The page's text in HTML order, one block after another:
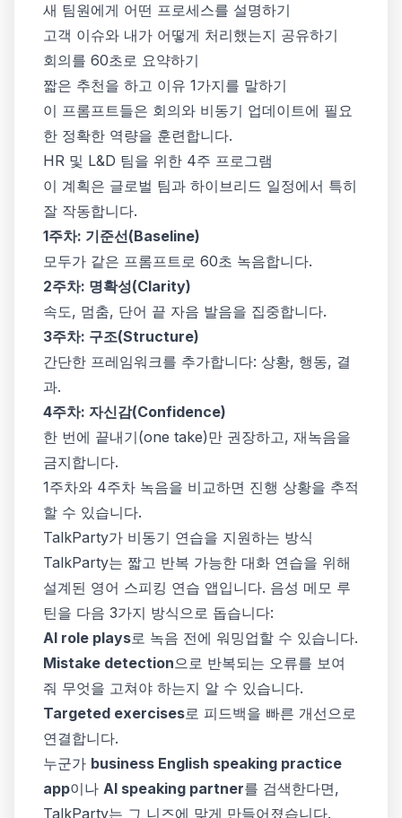
새 팀원에게 어떤 프로세스를 설명하기
고객 이슈와 내가 어떻게 처리했는지 공유하기
회의를 60초로 요약하기
짧은 추천을 하고 이유 1가지를 말하기
이 프롬프트들은 회의와 비동기 업데이트에 필요
한 정확한 역량을 훈련합니다.
HR 및 L&D 팀을 위한 4주 프로그램
이 계획은 글로벌 팀과 하이브리드 일정에서 특히
잘 작동합니다.
1주차: 기준선(Baseline)
모두가 같은 프롬프트로 60초 녹음합니다.
2주차: 명확성(Clarity)
속도, 멈춤, 단어 끝 자음 발음을 집중합니다.
3주차: 구조(Structure)
간단한 프레임워크를 추가합니다: 상황, 행동, 결
과.
4주차: 자신감(Confidence)
한 번에 끝내기(one take)만 권장하고, 재녹음을
금지합니다.
1주차와 4주차 녹음을 비교하면 진행 상황을 추적
할 수 있습니다.
TalkParty가 비동기 연습을 지원하는 방식
TalkParty는 짧고 반복 가능한 대화 연습을 위해
설계된 영어 스피킹 연습 앱입니다. 음성 메모 루
틴을 다음 3가지 방식으로 돕습니다:
AI role plays로 녹음 전에 워밍업할 수 있습니다.
Mistake detection으로 반복되는 오류를 보여
줘 무엇을 고쳐야 하는지 알 수 있습니다.
Targeted exercises로 피드백을 빠른 개선으로
연결합니다.
누군가 business English speaking practice
app이나 AI speaking partner를 검색한다면,
TalkParty는 그 니즈에 맞게 만들어졌습니다.